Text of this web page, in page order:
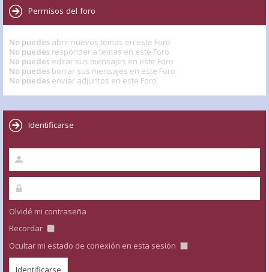
Permisos del foro
No puedes abrir nuevos temas en este Foro
No puedes responder a temas en este Foro
No puedes editar sus mensajes en este Foro
No puedes borrar sus mensajes en este Foro
No puedes enviar adjuntos en este Foro
Identificarse
Olvidé mi contraseña
Recordar
Ocultar mi estado de conexión en esta sesión